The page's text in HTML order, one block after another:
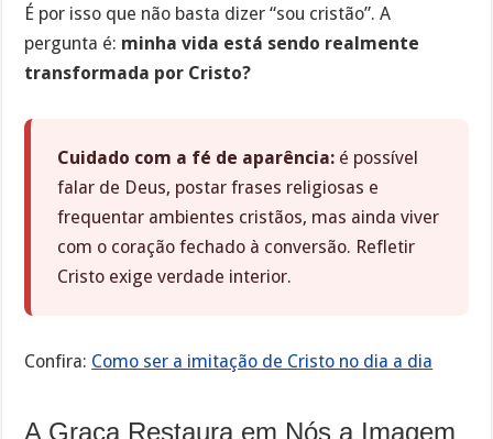
É por isso que não basta dizer “sou cristão”. A
pergunta é: minha vida está sendo realmente
transformada por Cristo?
Cuidado com a fé de aparência: é possível
falar de Deus, postar frases religiosas e
frequentar ambientes cristãos, mas ainda viver
com o coração fechado à conversão. Refletir
Cristo exige verdade interior.
Confira: Como ser a imitação de Cristo no dia a dia
A Graça Restaura em Nós a Imagem